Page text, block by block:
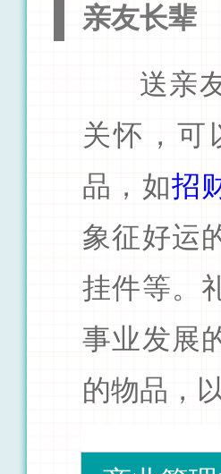
亲友长辈
送亲
关怀，可
品，如招
象征好运
挂件等。
事业发展
的物品，